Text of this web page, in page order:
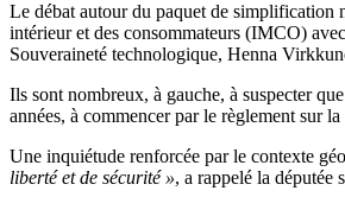
Le débat autour du paquet de simplification
intérieur et des consommateurs (IMCO)
Souveraineté technologique, Henna
Ils sont nombreux, à gauche, à suspecter
années, à commencer par le règlement sur
Une inquiétude renforcée par le contexte
liberté et de sécurité », a rappelé la députée